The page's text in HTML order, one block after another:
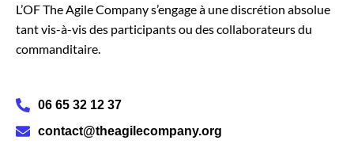
L’OF The Agile Company s’engage à une discrétion absolue
tant vis-à-vis des participants ou des collaborateurs du
commanditaire.
06 65 32 12 37
contact@theagilecompany.org